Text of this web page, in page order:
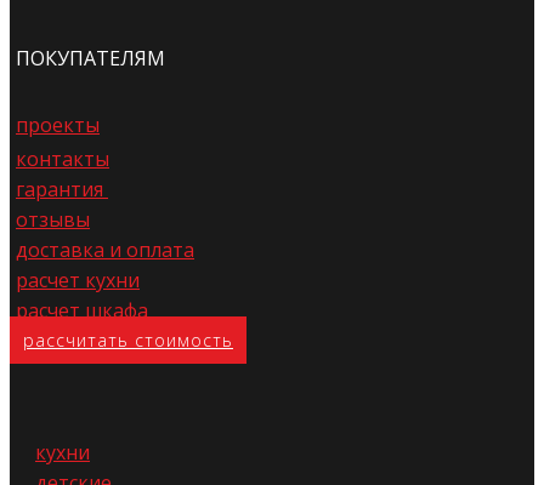
ПОКУПАТЕЛЯМ
проекты
контакты
гарантия
отзывы
доставка и оплата
расчет кухни
расчет шкафа
расс​читать стоимость
кухни